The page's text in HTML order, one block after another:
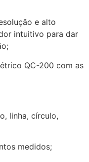
e alto
intuitivo para dar
QC-200 com as
linha, círculo,
medidos;